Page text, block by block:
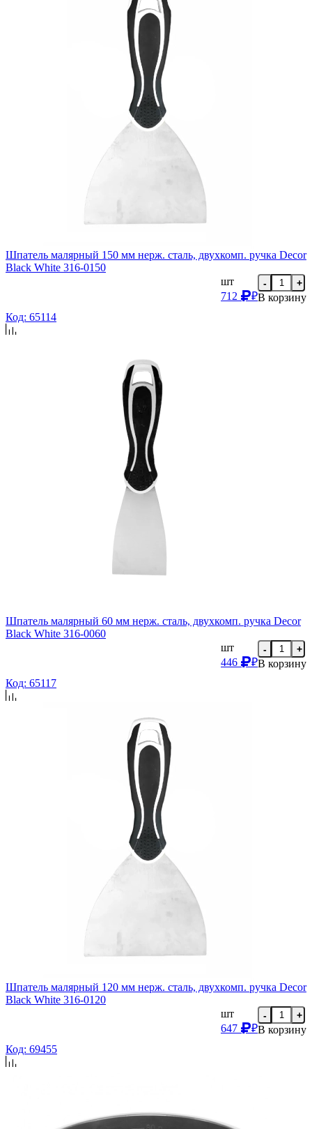
Шпатель малярный 150 мм нерж. сталь, двухкомп. ручка Decor
Black White 316-0150
шт
712
₽
- +
В корзину
Код: 65114
Шпатель малярный 60 мм нерж. сталь, двухкомп. ручка Decor
Black White 316-0060
шт
446
₽
- +
В корзину
Код: 65117
Шпатель малярный 120 мм нерж. сталь, двухкомп. ручка Decor
Black White 316-0120
шт
647
₽
- +
В корзину
Код: 69455